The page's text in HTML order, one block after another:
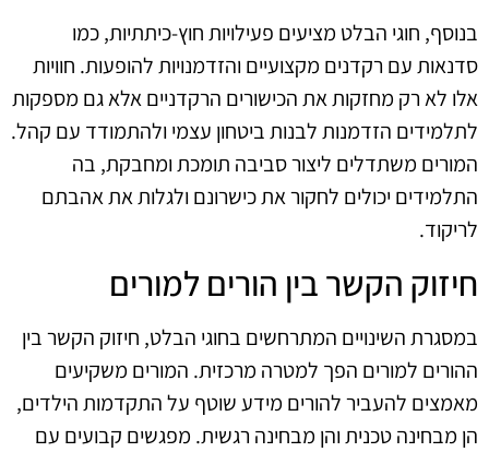
בנוסף, חוגי הבלט מציעים פעילויות חוץ-כיתתיות, כמו
סדנאות עם רקדנים מקצועיים והזדמנויות להופעות. חוויות
אלו לא רק מחזקות את הכישורים הרקדניים אלא גם מספקות
לתלמידים הזדמנות לבנות ביטחון עצמי ולהתמודד עם קהל.
המורים משתדלים ליצור סביבה תומכת ומחבקת, בה
התלמידים יכולים לחקור את כישרונם ולגלות את אהבתם
לריקוד.
חיזוק הקשר בין הורים למורים
במסגרת השינויים המתרחשים בחוגי הבלט, חיזוק הקשר בין
ההורים למורים הפך למטרה מרכזית. המורים משקיעים
מאמצים להעביר להורים מידע שוטף על התקדמות הילדים,
הן מבחינה טכנית והן מבחינה רגשית. מפגשים קבועים עם